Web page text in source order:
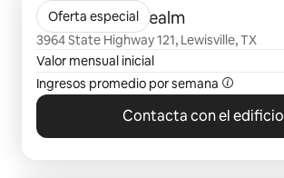
Oferta especial
Olivian at The Realm
3964 State Highway 121, Lewisville, TX
Valor mensual inicial
Ingresos promedio por semana
Contacta con el edificio